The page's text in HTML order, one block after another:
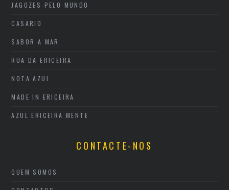
JAGOZES PELO MUNDO
CASARIO
SABOR A MAR
RUA DA ERICEIRA
NOTA AZUL
MADE IN ERICEIRA
AZUL ERICEIRA MENTE
CONTACTE-NOS
QUEM SOMOS